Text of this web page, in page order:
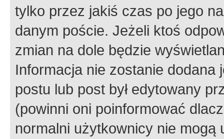
tylko przez jakiś czas po jego
danym poście. Jeżeli ktoś
zmian na dole będzie
Informacja nie zostanie dodana
postu lub post był edytowany
(powinni oni poinformować
normalni użytkownicy nie